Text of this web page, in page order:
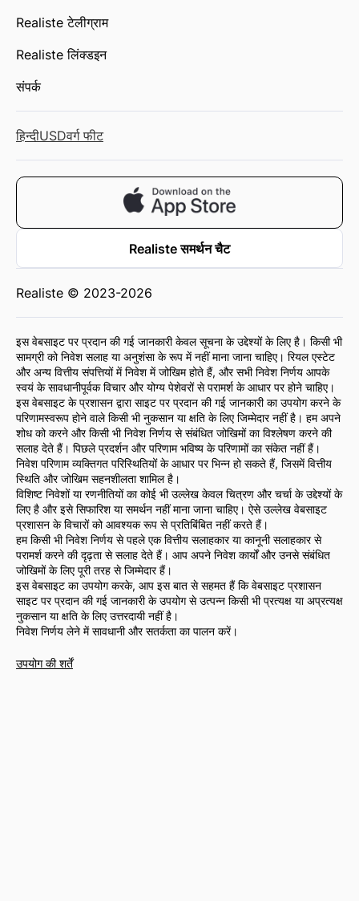
Realiste टेलीग्राम
Realiste लिंक्डइन
संपर्क
हिन्दीUSDवर्ग फीट
Realiste समर्थन चैट
Realiste © 2023-2026
इस वेबसाइट पर प्रदान की गई जानकारी केवल सूचना के उद्देश्यों के लिए है। किसी भी
सामग्री को निवेश सलाह या अनुशंसा के रूप में नहीं माना जाना चाहिए। रियल एस्टेट
और अन्य वित्तीय संपत्तियों में निवेश में जोखिम होते हैं, और सभी निवेश निर्णय आपके
स्वयं के सावधानीपूर्वक विचार और योग्य पेशेवरों से परामर्श के आधार पर होने चाहिए।
इस वेबसाइट के प्रशासन द्वारा साइट पर प्रदान की गई जानकारी का उपयोग करने के
परिणामस्वरूप होने वाले किसी भी नुकसान या क्षति के लिए जिम्मेदार नहीं है। हम अपने
शोध को करने और किसी भी निवेश निर्णय से संबंधित जोखिमों का विश्लेषण करने की
सलाह देते हैं। पिछले प्रदर्शन और परिणाम भविष्य के परिणामों का संकेत नहीं हैं।
निवेश परिणाम व्यक्तिगत परिस्थितियों के आधार पर भिन्न हो सकते हैं, जिसमें वित्तीय
स्थिति और जोखिम सहनशीलता शामिल है।
विशिष्ट निवेशों या रणनीतियों का कोई भी उल्लेख केवल चित्रण और चर्चा के उद्देश्यों के
लिए है और इसे सिफारिश या समर्थन नहीं माना जाना चाहिए। ऐसे उल्लेख वेबसाइट
प्रशासन के विचारों को आवश्यक रूप से प्रतिबिंबित नहीं करते हैं।
हम किसी भी निवेश निर्णय से पहले एक वित्तीय सलाहकार या कानूनी सलाहकार से
परामर्श करने की दृढ़ता से सलाह देते हैं। आप अपने निवेश कार्यों और उनसे संबंधित
जोखिमों के लिए पूरी तरह से जिम्मेदार हैं।
इस वेबसाइट का उपयोग करके, आप इस बात से सहमत हैं कि वेबसाइट प्रशासन
साइट पर प्रदान की गई जानकारी के उपयोग से उत्पन्न किसी भी प्रत्यक्ष या अप्रत्यक्ष
नुकसान या क्षति के लिए उत्तरदायी नहीं है।
निवेश निर्णय लेने में सावधानी और सतर्कता का पालन करें।
उपयोग की शर्तें